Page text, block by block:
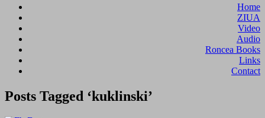
Home
ZIUA
Video
Audio
Roncea Books
Links
Contact
Posts Tagged ‘kuklinski’